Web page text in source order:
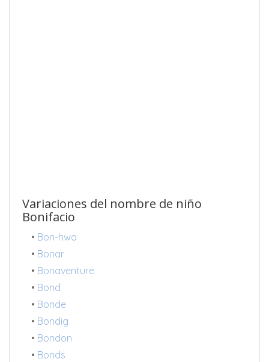
Variaciones del nombre de niño
Bonifacio
• Bon-hwa
• Bonar
• Bonaventure
• Bond
• Bonde
• Bondig
• Bondon
• Bonds